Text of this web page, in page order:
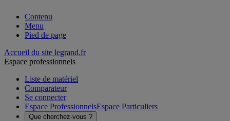
Contenu
Menu
Pied de page
Accueil du site legrand.fr
Espace professionnels
Liste de matériel
Comparateur
Se connecter
Espace ProfessionnelsEspace Particuliers
Que cherchez-vous ?